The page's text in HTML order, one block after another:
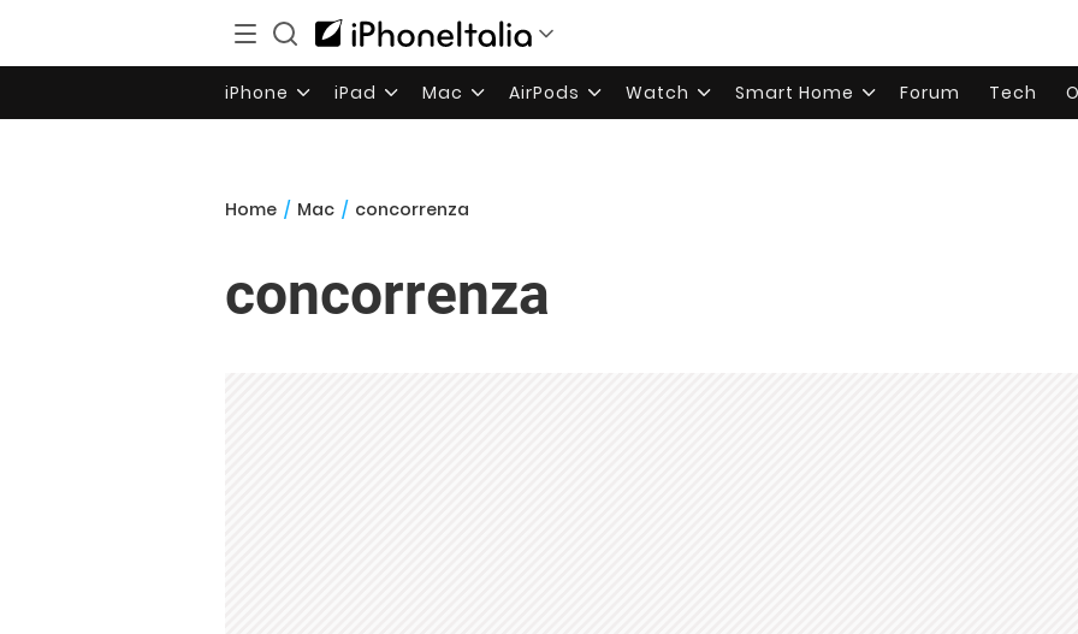
iPhone iPad Mac AirPods Watch Smart Home Forum Tech
Home / Mac / concorrenza
concorrenza